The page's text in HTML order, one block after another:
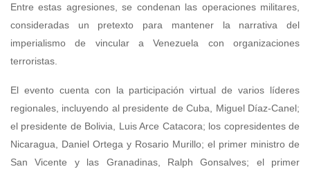
Entre estas agresiones, se condenan las operaciones militares,
consideradas un pretexto para mantener la narrativa del
imperialismo de vincular a Venezuela con organizaciones
terroristas.
El evento cuenta con la participación virtual de varios líderes
regionales, incluyendo al presidente de Cuba, Miguel Díaz-Canel;
el presidente de Bolivia, Luis Arce Catacora; los copresidentes de
Nicaragua, Daniel Ortega y Rosario Murillo; el primer ministro de
San Vicente y las Granadinas, Ralph Gonsalves; el primer